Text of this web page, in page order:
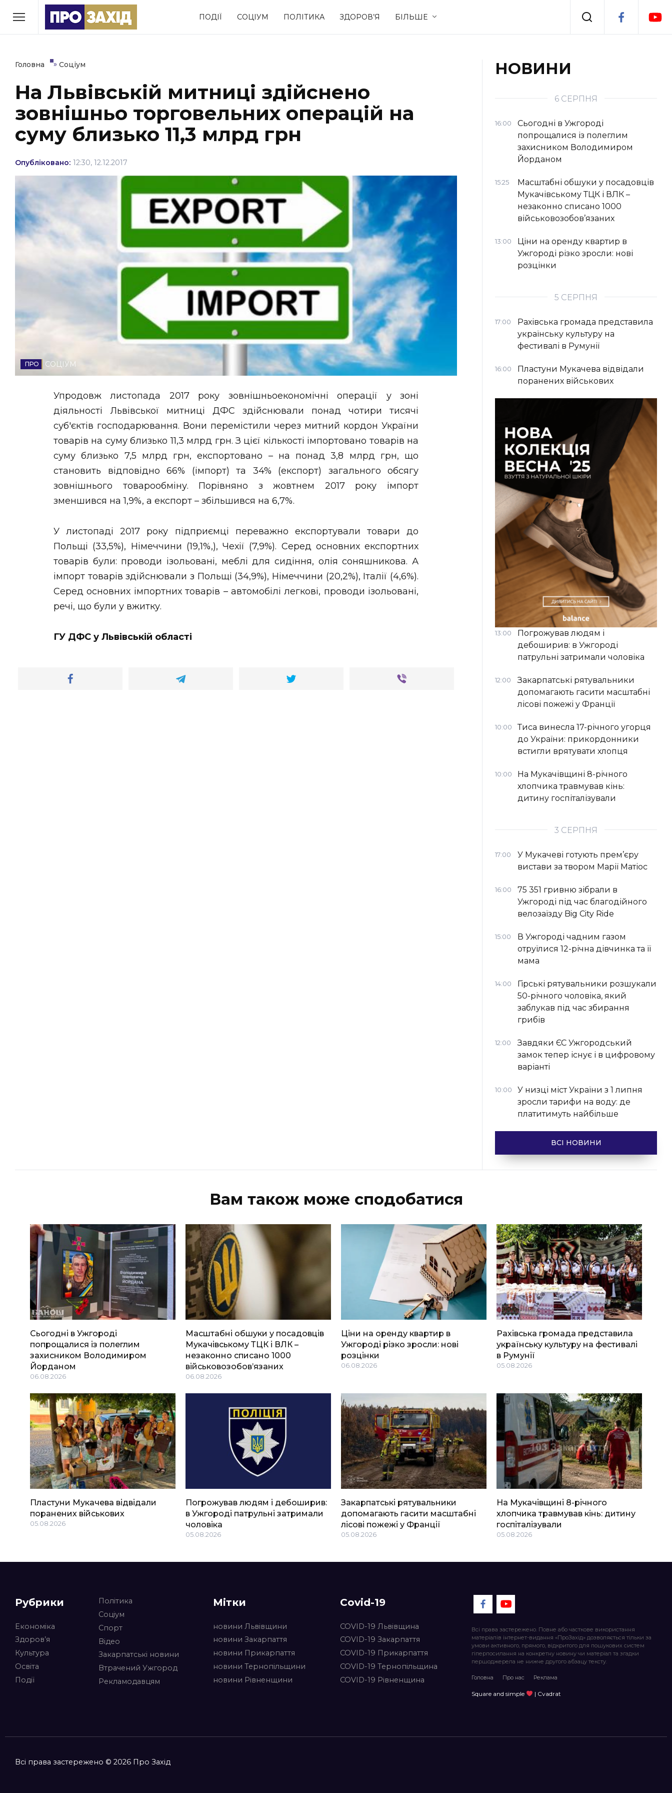
ПОДІЇ СОЦІУМ ПОЛІТИКА ЗДОРОВ’Я БІЛЬШЕ
РУБРИКИ
Економіка Події
Політика Соціум Спорт
Втрачений Ужгород
ЗАКАРПАТСЬКІ НОВИНИ
НОВИНИ ЗАХІДНОЇ УКРАЇНИ
Головна » Соціум
На Львівській митниці здійснено
зовнішньо торговельних операцій на
суму близько 11,3 млрд грн
Опубліковано: 12:30, 12.12.2017
СОЦІУМ
Упродовж листопада 2017 року зовнішньоекономічні операції у зоні
діяльності Львівської митниці ДФС здійснювали понад чотири тисячі
суб'єктів господарювання. Вони перемістили через митний кордон України
товарів на суму близько 11,3 млрд грн. З цієї кількості імпортовано товарів на
суму близько 7,5 млрд грн, експортовано – на понад 3,8 млрд грн, що
становить відповідно 66% (імпорт) та 34% (експорт) загального обсягу
зовнішнього товарообміну. Порівняно з жовтнем 2017 року імпорт
зменшився на 1,9%, а експорт – збільшився на 6,7%.
У листопаді 2017 року підприємці переважно експортували товари до
Польщі (33,5%), Німеччини (19,1%,), Чехії (7,9%). Серед основних експортних
товарів були: проводи ізольовані, меблі для сидіння, олія соняшникова. А
імпорт товарів здійснювали з Польщі (34,9%), Німеччини (20,2%), Італії (4,6%).
Серед основних імпортних товарів – автомобілі легкові, проводи ізольовані,
речі, що були у вжитку.
ГУ ДФС у Львівській області
НОВИНИ
6 СЕРПНЯ
16:00
Сьогодні в Ужгороді
попрощалися із полеглим
захисником Володимиром
Йорданом
15:25
Масштабні обшуки у посадовців
Мукачівському ТЦК і ВЛК –
незаконно списано 1000
військовозобов’язаних
13:00
Ціни на оренду квартир в
Ужгороді різко зросли: нові
розцінки
5 СЕРПНЯ
17:00
Рахівська громада представила
українську культуру на
фестивалі в Румунії
16:00
Пластуни Мукачева відвідали
поранених військових
13:00
Погрожував людям і
дебоширив: в Ужгороді
патрульні затримали чоловіка
12:00
Закарпатські рятувальники
допомагають гасити масштабні
лісові пожежі у Франції
10:00
Тиса винесла 17-річного угорця
до України: прикордонники
встигли врятувати хлопця
10:00
На Мукачівщині 8-річного
хлопчика травмував кінь:
дитину госпіталізували
3 СЕРПНЯ
17:00
У Мукачеві готують прем’єру
вистави за твором Марії Матіос
16:00
75 351 гривню зібрали в
Ужгороді під час благодійного
велозаїзду Big Сity Ride
15:00
В Ужгороді чадним газом
отруїлися 12-річна дівчинка та її
мама
14:00
Гірські рятувальники розшукали
50-річного чоловіка, який
заблукав під час збирання
грибів
12:00
Завдяки ЄС Ужгородський
замок тепер існує і в цифровому
варіанті
10:00
У низці міст України з 1 липня
зросли тарифи на воду: де
платитимуть найбільше
ВСІ НОВИНИ
Вам також може сподобатися
Сьогодні в Ужгороді
попрощалися із полеглим
захисником Володимиром
Йорданом
06.08.2026
Масштабні обшуки у посадовців
Мукачівському ТЦК і ВЛК –
незаконно списано 1000
військовозобов’язаних
06.08.2026
Ціни на оренду квартир в
Ужгороді різко зросли: нові
розцінки
06.08.2026
Рахівська громада представила
українську культуру на фестивалі
в Румунії
05.08.2026
Пластуни Мукачева відвідали
поранених військових
05.08.2026
Погрожував людям і дебоширив:
в Ужгороді патрульні затримали
чоловіка
05.08.2026
Закарпатські рятувальники
допомагають гасити масштабні
лісові пожежі у Франції
05.08.2026
На Мукачівщині 8-річного
хлопчика травмував кінь: дитину
госпіталізували
05.08.2026
Рубрики
Економіка
Здоров’я
Культура
Освіта
Події
Політика
Соціум
Спорт
Відео
Закарпатські новини
Втрачений Ужгород
Рекламодавцям
Мітки
новини Львівщини
новини Закарпаття
новини Прикарпаття
новини Тернопільщини
новини Рівненщини
Covid-19
COVID-19 Львівщина
COVID-19 Закарпаття
COVID-19 Прикарпаття
COVID-19 Тернопільщина
COVID-19 Рівненщина
Всі права застережено. Повне або часткове використання
матеріалів інтернет-видання «ПроЗахід» дозволяється тільки за
умови активного, прямого, відкритого для пошукових систем
гіперпосилання на конкретну новину чи матеріал та згадки
першоджерела не нижче другого абзацу тексту.
Головна Про нас Реклама
Square and simple | Cvadrat
Всі права застережено © 2026 Про Захід